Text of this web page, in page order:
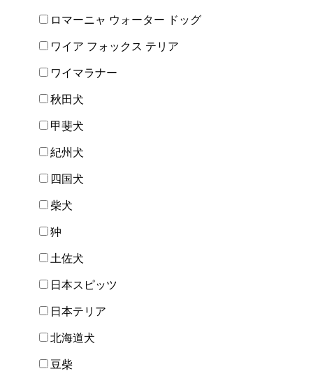
ロマーニャ ウォーター ドッグ
ワイア フォックス テリア
ワイマラナー
秋田犬
甲斐犬
紀州犬
四国犬
柴犬
狆
土佐犬
日本スピッツ
日本テリア
北海道犬
豆柴